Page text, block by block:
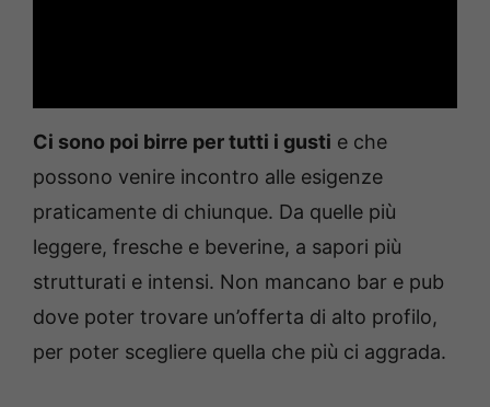
Ci sono poi birre per tutti i gusti e che
possono venire incontro alle esigenze
praticamente di chiunque. Da quelle più
leggere, fresche e beverine, a sapori più
strutturati e intensi. Non mancano bar e pub
dove poter trovare un’offerta di alto profilo,
per poter scegliere quella che più ci aggrada.